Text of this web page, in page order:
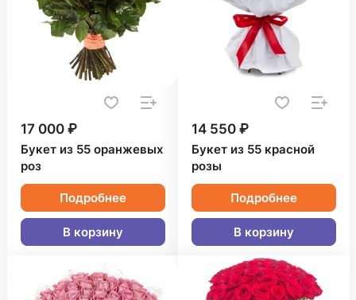
17 000 ₽
Букет из 55 оранжевых
роз
Подробнее
В корзину
14 550 ₽
Букет из 55 красной
розы
Подробнее
В корзину